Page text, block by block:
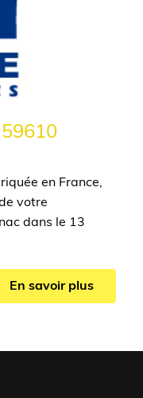
59610
en France,
votre
dans le 13
En savoir plus